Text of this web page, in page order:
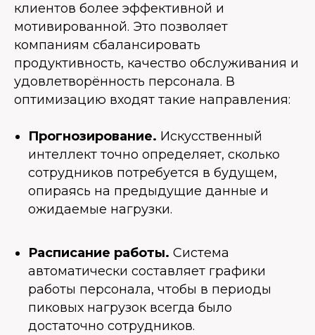
клиентов более эффективной и
мотивированной. Это позволяет
компаниям сбалансировать
продуктивность, качество обслуживания и
удовлетворённость персонала. В
оптимизацию входят такие направления:
Прогнозирование. Искусственный
интеллект точно определяет, сколько
сотрудников потребуется в будущем,
опираясь на предыдущие данные и
ожидаемые нагрузки.
Расписание работы. Система
автоматически составляет графики
работы персонала, чтобы в периоды
пиковых нагрузок всегда было
достаточно сотрудников.